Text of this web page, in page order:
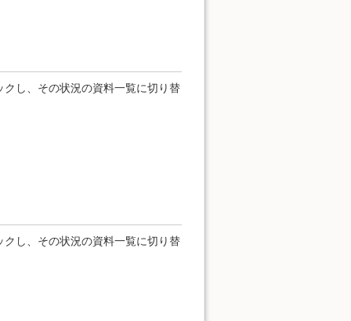
し、その状況の資料一覧に切り替
し、その状況の資料一覧に切り替